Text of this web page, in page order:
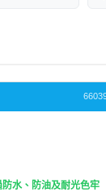
水、防油及耐光色牢